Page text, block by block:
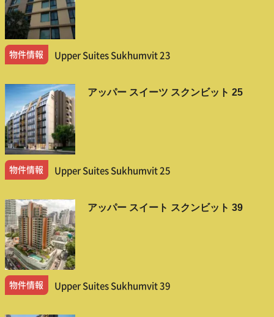
物件情報 Upper Suites Sukhumvit 23
アッパー スイーツ スクンビット 25
物件情報 Upper Suites Sukhumvit 25
アッパー スイート スクンビット 39
物件情報 Upper Suites Sukhumvit 39